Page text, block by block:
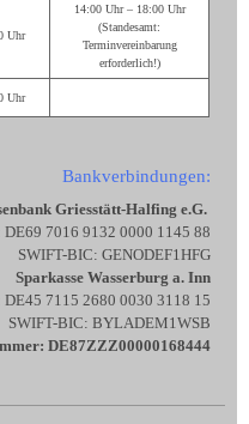
Uhr
14:00 Uhr – 18:00 Uhr
(Standesamt:
Terminvereinbarung
erforderlich!)
Uhr
Bankverbindungen:
Griesstätt-Halfing e.G.
7016 9132 0000 1145 88
SWIFT-BIC: GENODEF1HFG
Sparkasse Wasserburg a. Inn
7115 2680 0030 3118 15
SWIFT-BIC: BYLADEM1WSB
DE87ZZZ00000168444